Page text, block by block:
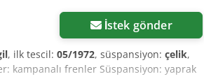
İstek gönder
, ilk tescil: 05/1972, süspansiyon: çelik,
kampanalı frenler Süspansiyon: yaprak